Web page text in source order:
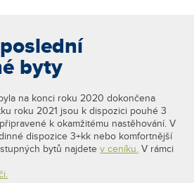
byty
na konci roku 2020 dokončena
roku 2021 jsou k dispozici pouhé 3
k okamžitému nastěhování. V
dispozice 3+kk nebo komfortnější
bytů najdete v ceníku. V rámci